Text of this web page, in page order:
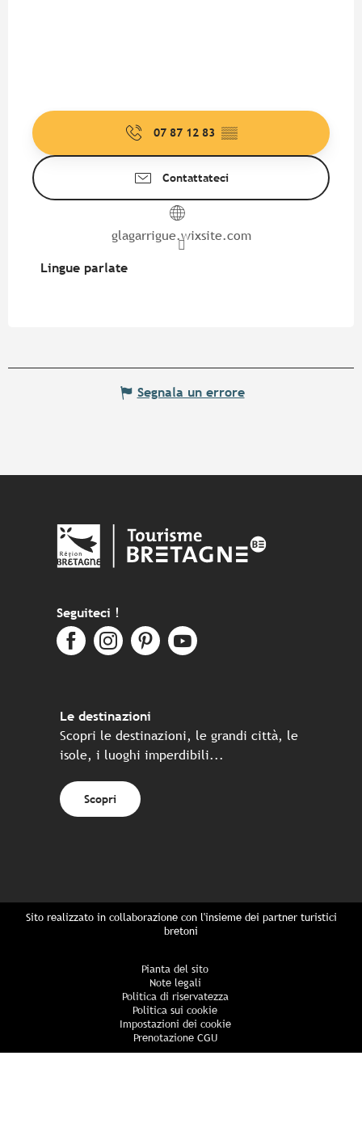
07 87 12 83 ▒▒
Contattateci
glagarrigue.wixsite.com
Lingue parlate
Lingue parlate
Segnala un errore
Seguiteci !
Le destinazioni
Scopri le destinazioni, le grandi città, le
isole, i luoghi imperdibili...
Scopri
Sito realizzato in collaborazione con l'insieme dei partner turistici
bretoni
Pianta del sito
Note legali
Politica di riservatezza
Politica sui cookie
Impostazioni dei cookie
Prenotazione CGU